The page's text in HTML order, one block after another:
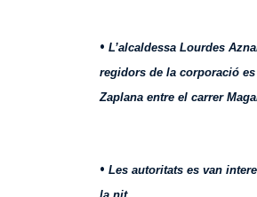
• L’alcaldessa Lourdes
regidors de la corporació
Zaplana entre el carrer
• Les autoritats es van